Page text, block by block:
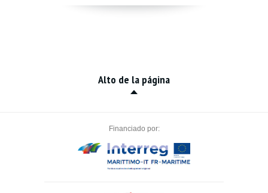
Alto de la página
Financiado por: